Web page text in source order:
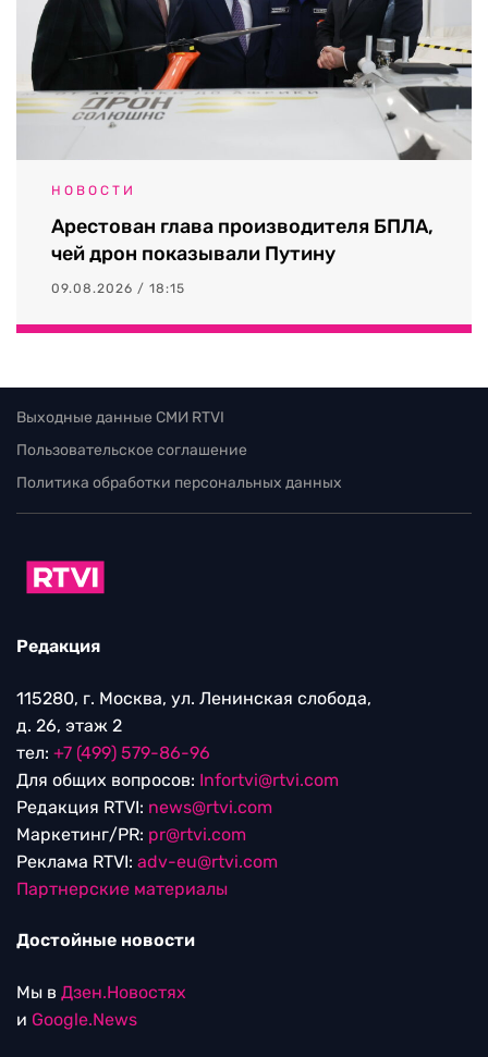
НОВОСТИ
Арестован глава производителя БПЛА,
чей дрон показывали Путину
09.08.2026 / 18:15
Выходные данные СМИ RTVI
Пользовательское соглашение
Политика обработки персональных данных
Редакция
115280, г. Москва, ул. Ленинская слобода,
д. 26, этаж 2
тел: +7 (499) 579-86-96
Для общих вопросов: Infortvi@rtvi.com
Редакция RTVI: news@rtvi.com
Маркетинг/PR: pr@rtvi.com
Реклама RTVI: adv-eu@rtvi.com
Партнерские материалы
Достойные новости
Мы в Дзен.Новостях
и Google.News